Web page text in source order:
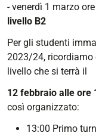
- venerdì 1 marzo
livello B2
Per gli studenti
2023/24, ricordiamo
livello che si terrà il
12 febbraio alle ore
così organizzato:
13:00 Primo